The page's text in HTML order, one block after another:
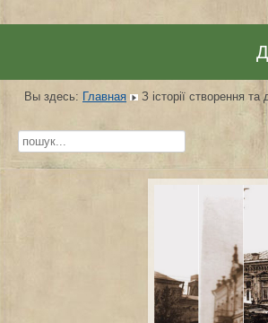
Вы здесь: Главная З історії створення та
Искать...